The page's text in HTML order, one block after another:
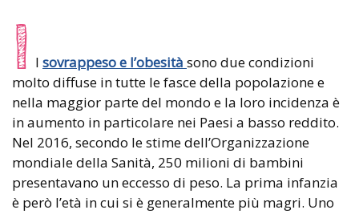
I l sovrappeso e l’obesità sono due condizioni
molto diffuse in tutte le fasce della popolazione e
nella maggior parte del mondo e la loro incidenza è
in aumento in particolare nei Paesi a basso reddito.
Nel 2016, secondo le stime dell’Organizzazione
mondiale della Sanità, 250 milioni di bambini
presentavano un eccesso di peso. La prima infanzia
è però l’età in cui si è generalmente più magri. Uno